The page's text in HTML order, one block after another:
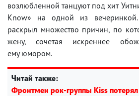
возлюбленной танцуют под хит
Know» на одной из
раскрыл множество причин, по
жену, сочетая искреннее
ему юмором.
Читай также:
Фронтмен рок-группы Kiss